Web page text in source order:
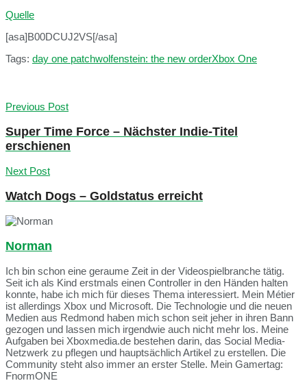
Quelle
[asa]B00DCUJ2VS[/asa]
Tags: day one patchwolfenstein: the new orderXbox One
Previous Post
Super Time Force – Nächster Indie-Titel
erschienen
Next Post
Watch Dogs – Goldstatus erreicht
Norman
Ich bin schon eine geraume Zeit in der Videospielbranche tätig.
Seit ich als Kind erstmals einen Controller in den Händen halten
konnte, habe ich mich für dieses Thema interessiert. Mein Métier
ist allerdings Xbox und Microsoft. Die Technologie und die neuen
Medien aus Redmond haben mich schon seit jeher in ihren Bann
gezogen und lassen mich irgendwie auch nicht mehr los. Meine
Aufgaben bei Xboxmedia.de bestehen darin, das Social Media-
Netzwerk zu pflegen und hauptsächlich Artikel zu erstellen. Die
Community steht also immer an erster Stelle. Mein Gamertag:
FnormONE